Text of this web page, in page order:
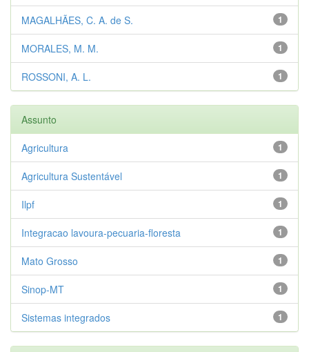
1
MAGALHÃES, C. A. de S.
1
MORALES, M. M.
1
ROSSONI, A. L.
Assunto
1
Agricultura
1
Agricultura Sustentável
1
Ilpf
1
Integracao lavoura-pecuaria-floresta
1
Mato Grosso
1
Sinop-MT
1
Sistemas integrados